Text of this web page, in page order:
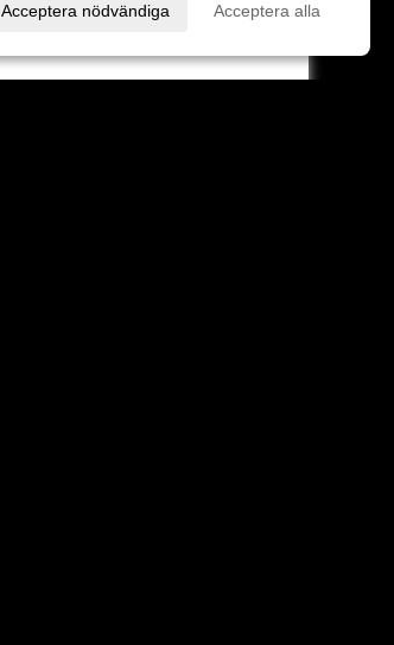
Acceptera nödvändiga Acceptera alla